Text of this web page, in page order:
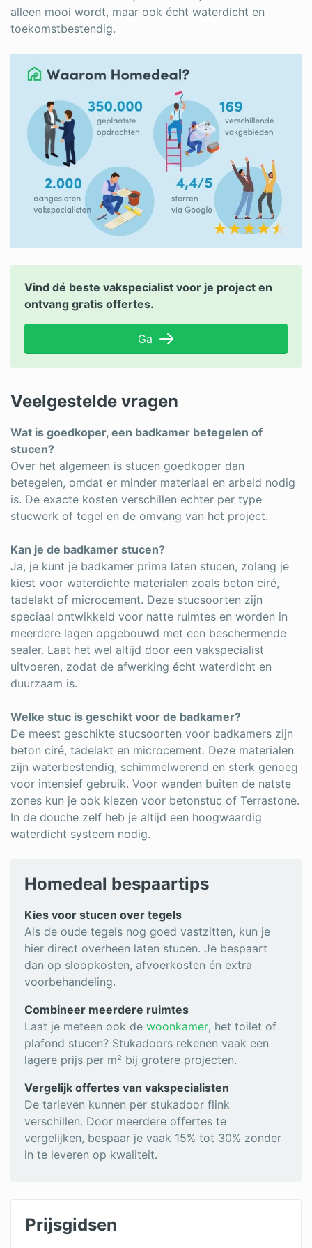
alleen mooi wordt, maar ook écht waterdicht en
toekomstbestendig.
Vind dé beste vakspecialist voor je project en
ontvang gratis offertes.
Ga
Veelgestelde vragen
Wat is goedkoper, een badkamer betegelen of
stucen?
Over het algemeen is stucen goedkoper dan
betegelen, omdat er minder materiaal en arbeid nodig
is. De exacte kosten verschillen echter per type
stucwerk of tegel en de omvang van het project.
Kan je de badkamer stucen?
Ja, je kunt je badkamer prima laten stucen, zolang je
kiest voor waterdichte materialen zoals beton ciré,
tadelakt of microcement. Deze stucsoorten zijn
speciaal ontwikkeld voor natte ruimtes en worden in
meerdere lagen opgebouwd met een beschermende
sealer. Laat het wel altijd door een vakspecialist
uitvoeren, zodat de afwerking écht waterdicht en
duurzaam is.
Welke stuc is geschikt voor de badkamer?
De meest geschikte stucsoorten voor badkamers zijn
beton ciré, tadelakt en microcement. Deze materialen
zijn waterbestendig, schimmelwerend en sterk genoeg
voor intensief gebruik. Voor wanden buiten de natste
zones kun je ook kiezen voor betonstuc of Terrastone.
In de douche zelf heb je altijd een hoogwaardig
waterdicht systeem nodig.
Homedeal bespaartips
Kies voor stucen over tegels
Als de oude tegels nog goed vastzitten, kun je
hier direct overheen laten stucen. Je bespaart
dan op sloopkosten, afvoerkosten én extra
voorbehandeling.
Combineer meerdere ruimtes
Laat je meteen ook de woonkamer, het toilet of
plafond stucen? Stukadoors rekenen vaak een
lagere prijs per m² bij grotere projecten.
Vergelijk offertes van vakspecialisten
De tarieven kunnen per stukadoor flink
verschillen. Door meerdere offertes te
vergelijken, bespaar je vaak 15% tot 30% zonder
in te leveren op kwaliteit.
Prijsgidsen